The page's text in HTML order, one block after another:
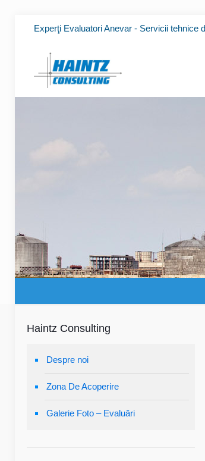
Experţi Evaluatori Anevar - Servicii tehnice
Haintz Consulting
Despre noi
Zona De Acoperire
Galerie Foto – Evaluări